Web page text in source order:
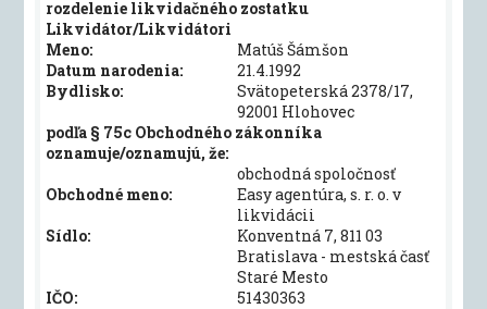
rozdelenie likvidačného zostatku
Likvidátor/Likvidátori
Meno:
Matúš Šámšon
Datum narodenia:
21.4.1992
Bydlisko:
Svätopeterská 2378/17,
92001 Hlohovec
podľa § 75c Obchodného zákonníka
oznamuje/oznamujú, že:
obchodná spoločnosť
Obchodné meno:
Easy agentúra, s. r. o. v
likvidácii
Sídlo:
Konventná 7, 811 03
Bratislava - mestská časť
Staré Mesto
IČO:
51430363